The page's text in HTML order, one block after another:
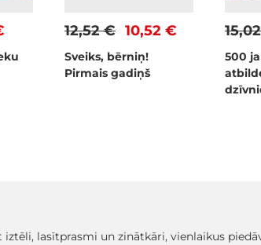
10,52 €
12,52 €
Sveiks, bērniņ!
Pirmais gadiņš
500
lasītprasmi un zinātkāri, vienlaikus